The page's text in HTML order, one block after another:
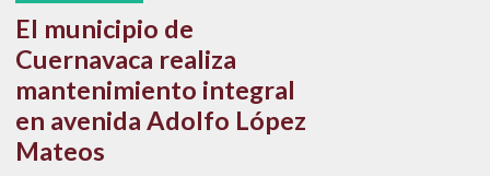
El municipio de
Cuernavaca realiza
mantenimiento integral
en avenida Adolfo López
Mateos